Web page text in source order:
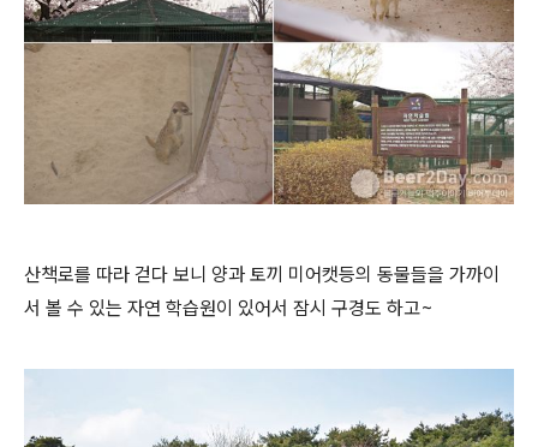
산책로를 따라 걷다 보니 양과 토끼 미어캣등의 동물들을 가까이
서 볼 수 있는 자연 학습원이 있어서 잠시 구경도 하고~